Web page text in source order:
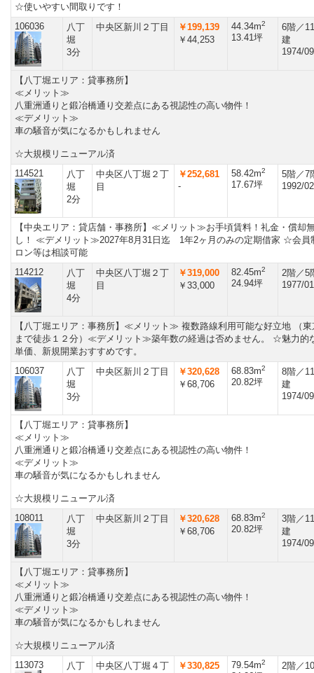
☆使いやすい間取りです！
106036
八丁
堀
3分
中央区新川２丁目
￥199,139
￥44,253
44.34m2
13.41坪
6階／
建
1974/09
【八丁堀エリア：貸事務所】
≪メリット≫
八重洲通りと鍛冶橋通り交差点にある視認性の高い物件！
≪デメリット≫
車の騒音が気になるかもしれません
☆大規模リニューアル済
114521
八丁
堀
2分
中央区八丁堀２丁
目
￥252,681
-
58.42m2
17.67坪
5階／7
1992/02
【中央エリア：貸店舗・事務所】≪メリット≫お手頃賃料！礼金・償却
し！ ≪デメリット≫2027年8月31日迄 1年2ヶ月のみの定期借家 ☆会員
ロン等は相談可能
114212
八丁
堀
4分
中央区八丁堀２丁
目
￥319,000
￥33,000
82.45m2
24.94坪
2階／5
1977/01
【八丁堀エリア：事務所】≪メリット≫ 複数路線利用可能な好立地 （東
まで徒歩１２分）≪デメリット≫築年数の経過は否めません。 ☆魅力的
単価、新規開業おすすめです。
106037
八丁
堀
3分
中央区新川２丁目
￥320,628
￥68,706
68.83m2
20.82坪
8階／
建
1974/09
【八丁堀エリア：貸事務所】
≪メリット≫
八重洲通りと鍛冶橋通り交差点にある視認性の高い物件！
≪デメリット≫
車の騒音が気になるかもしれません
☆大規模リニューアル済
108011
八丁
堀
3分
中央区新川２丁目
￥320,628
￥68,706
68.83m2
20.82坪
3階／
建
1974/09
【八丁堀エリア：貸事務所】
≪メリット≫
八重洲通りと鍛冶橋通り交差点にある視認性の高い物件！
≪デメリット≫
車の騒音が気になるかもしれません
☆大規模リニューアル済
113073
八丁
中央区八丁堀４丁
￥330,825
79.54m2
2階／